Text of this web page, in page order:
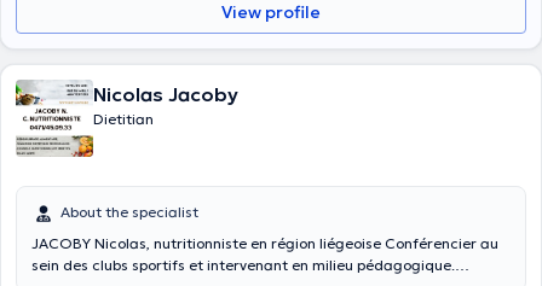
View profile
Nicolas Jacoby
Dietitian
About the specialist
JACOBY Nicolas, nutritionniste en région liégeoise Conférencier au
sein des clubs sportifs et intervenant en milieu pédagogique.